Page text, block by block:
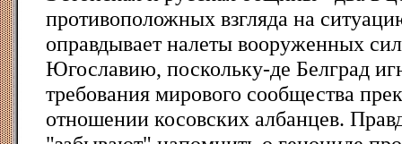
противоположных взгляда на
оправдывает налеты вооруженных
Югославию, поскольку-де Белград
требования мирового сообщества
отношении косовских албанцев.